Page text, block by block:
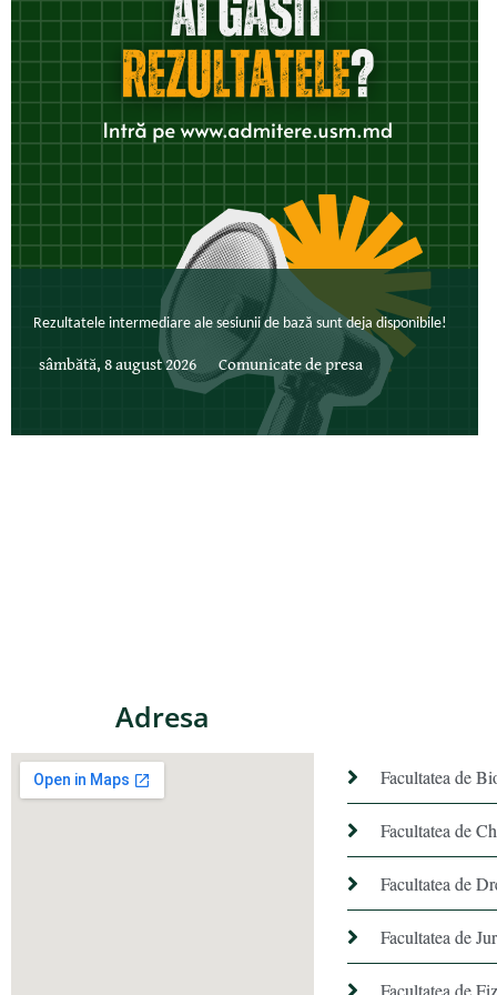
Rezultatele intermediare ale sesiunii de bază sunt deja disponibile!
sâmbătă, 8 august 2026 Comunicate de presa
Adresa
Facultatea de
Facultatea de
Facultatea de
Facultatea de